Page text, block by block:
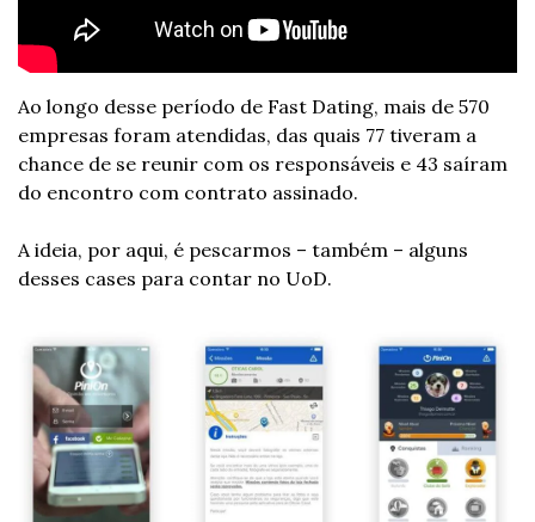
Ao longo desse período de Fast Dating, mais de 570
empresas foram atendidas, das quais 77 tiveram a
chance de se reunir com os responsáveis e 43 saíram
do encontro com contrato assinado.
A ideia, por aqui, é pescarmos – também – alguns
desses cases para contar no UoD.